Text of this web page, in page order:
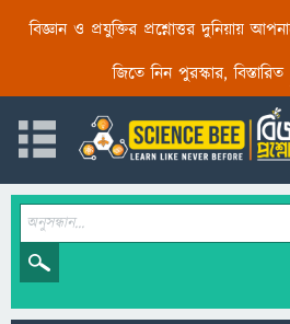
বিজ্ঞান ও প্রযুক্তির প্রশ্নোত্তর দুনিয়ায়
জিতে নিন পুরস্কার, বিস্তারিত